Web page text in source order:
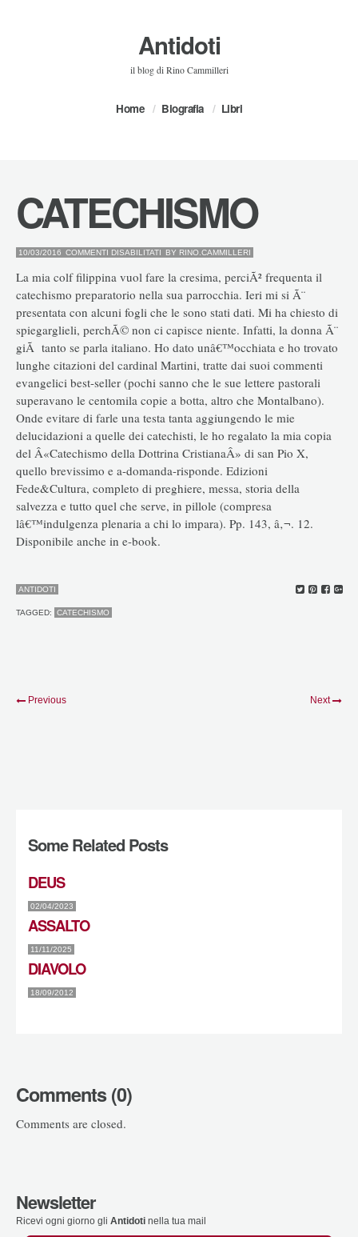
Antidoti
il blog di Rino Cammilleri
Home Biografia Libri
CATECHISMO
10/03/2016 COMMENTI DISABILITATI SU
BY RINO.CAMMILLERI
La mia colf filippina vuol fare la cresima, perciÃ² frequenta il
catechismo preparatorio nella sua parrocchia. Ieri mi si Ã¨
presentata con alcuni fogli che le sono stati dati. Mi ha chiesto di
spiegarglieli, perchÃ© non ci capisce niente. Infatti, la donna Ã¨
giÃ tanto se parla italiano. Ho dato unâ€™occhiata e ho trovato
lunghe citazioni del cardinal Martini, tratte dai suoi commenti
evangelici best-seller (pochi sanno che le sue lettere pastorali
superavano le centomila copie a botta, altro che Montalbano).
Onde evitare di farle una testa tanta aggiungendo le mie
delucidazioni a quelle dei catechisti, le ho regalato la mia copia
del Â«Catechismo della Dottrina CristianaÂ» di san Pio X,
quello brevissimo e a-domanda-risponde. Edizioni
Fede&Cultura, completo di preghiere, messa, storia della
salvezza e tutto quel che serve, in pillole (compresa
lâ€™indulgenza plenaria a chi lo impara). Pp. 143, â‚¬. 12.
Disponibile anche in e-book.
ANTIDOTI
TAGGED: CATECHISMO
Previous Next
Some Related Posts
DEUS
02/04/2023
ASSALTO
11/11/2025
DIAVOLO
18/09/2012
Comments (0)
Comments are closed.
Newsletter
Ricevi ogni giorno gli Antidoti nella tua mail